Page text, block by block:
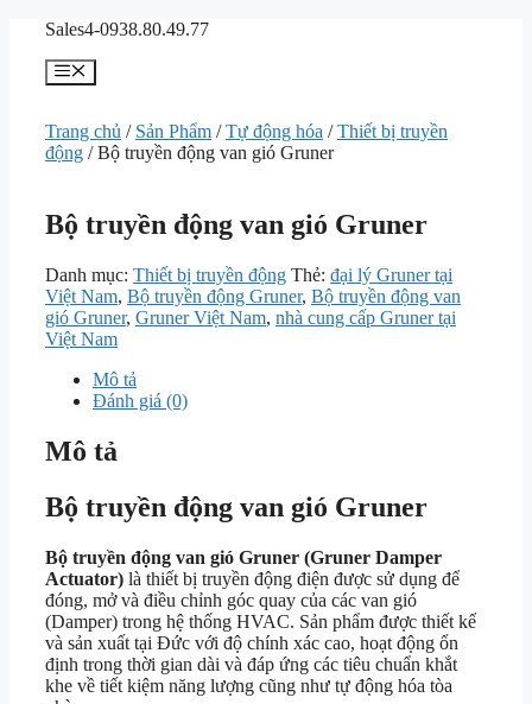
Chuyển
dung
Sales4-0938.80.49.77
Menu
Trang chủ / Sản Phẩm /Tự động hóa /Thiết bị truyền
động / Bộ truyền động van gió Gruner
Bộ truyền động van gió Gruner
Danh mục: Thiết bị truyền động Thẻ: đại lý Gruner tại
Việt Nam, Bộ truyền động Gruner, Bộ truyền động van
gió Gruner, Gruner Việt Nam, nhà cung cấp Gruner tại
Việt Nam
Mô tả
Đánh giá (0)
Mô tả
Bộ truyền động van gió Gruner
Bộ truyền động van gió Gruner (Gruner Damper
Actuator) là thiết bị truyền động điện được sử dụng để
đóng, mở và điều chỉnh góc quay của các van gió
(Damper) trong hệ thống HVAC. Sản phẩm được thiết kế
và sản xuất tại Đức với độ chính xác cao, hoạt động ổn
định trong thời gian dài và đáp ứng các tiêu chuẩn khắt
khe về tiết kiệm năng lượng cũng như tự động hóa tòa